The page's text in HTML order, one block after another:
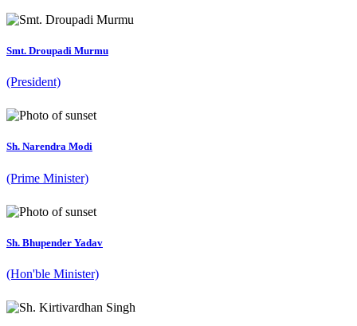
Smt. Droupadi Murmu
(President)
Sh. Narendra Modi
(Prime Minister)
Sh. Bhupender Yadav
(Hon'ble Minister)